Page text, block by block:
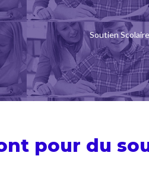
Soutien Scolaire
pour du